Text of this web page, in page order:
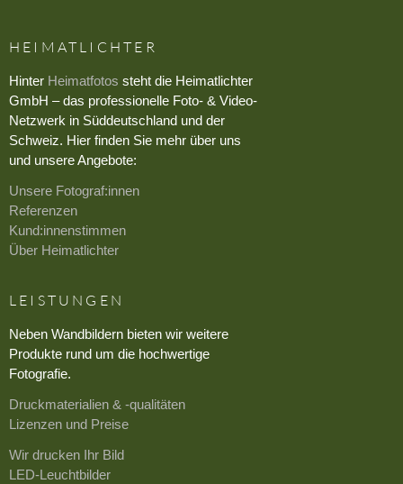
HEIMATLICHTER
Hinter Heimatfotos steht die Heimatlichter
GmbH – das professionelle Foto- & Video-
Netzwerk in Süddeutschland und der
Schweiz. Hier finden Sie mehr über uns
und unsere Angebote:
Unsere Fotograf:innen
Referenzen
Kund:innenstimmen
Über Heimatlichter
LEISTUNGEN
Neben Wandbildern bieten wir weitere
Produkte rund um die hochwertige
Fotografie.
Druckmaterialien & -qualitäten
Lizenzen und Preise
Wir drucken Ihr Bild
LED-Leuchtbilder